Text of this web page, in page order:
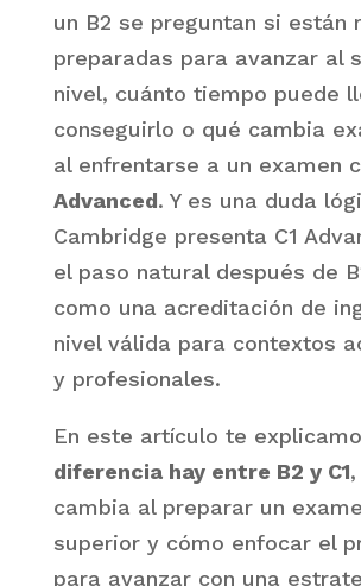
un B2 se preguntan si están
preparadas para avanzar al
nivel, cuánto tiempo puede
conseguirlo o qué cambia
al enfrentarse a un examen
Advanced. Y es una duda
Cambridge presenta C1
el paso natural después de
como una acreditación de
nivel válida para contextos
y profesionales.
En este artículo te
diferencia hay entre B2 y C1
cambia al preparar un
superior y cómo enfocar el
para avanzar con una